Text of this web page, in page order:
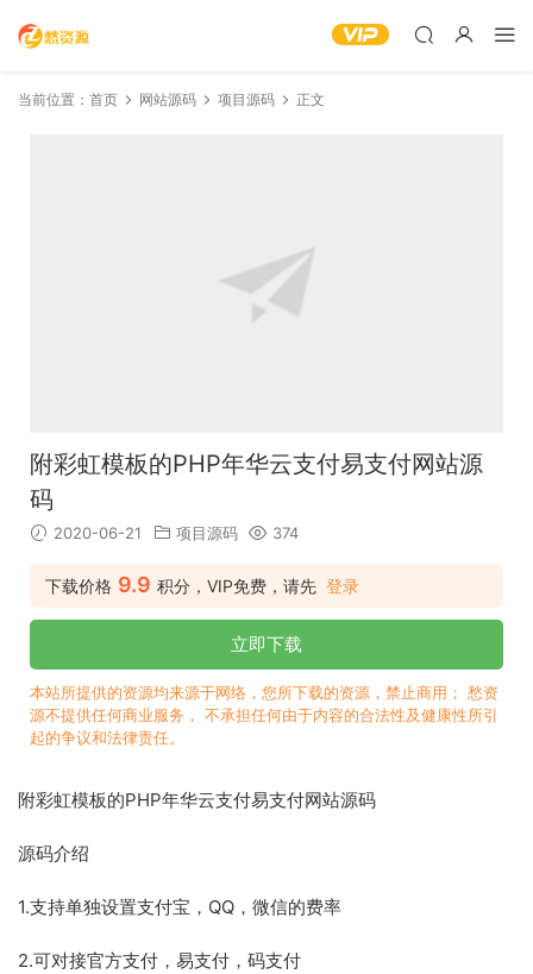
当前位置： 首页 网站源码 项目源码 正文
附彩虹模板的PHP年华云支付易支付网站源
码
2020-06-21 项目源码 374
下载价格 9.9 积分，VIP免费，请先 登录
立即下载
本站所提供的资源均来源于网络，您所下载的资源，禁止商用； 愁资
源不提供任何商业服务， 不承担任何由于内容的合法性及健康性所引
起的争议和法律责任。
附彩虹模板的PHP年华云支付易支付网站源码
源码介绍
1.支持单独设置支付宝，QQ，微信的费率
2.可对接官方支付，易支付，码支付